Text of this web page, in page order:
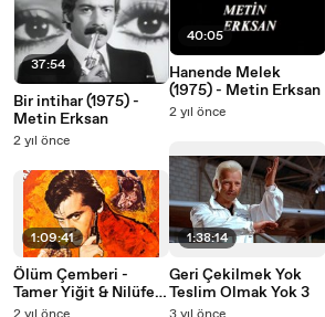
37:54
Bir intihar (1975) -
Metin Erksan
2 yıl önce
1:09:41
Ölüm Çemberi -
Tamer Yiğit & Nilüfer
Aydan
40:05
Hanende Melek
(1975) - Metin Erksan
2 yıl önce
1:38:14
Geri Çekilmek Yok
Teslim Olmak Yok 3